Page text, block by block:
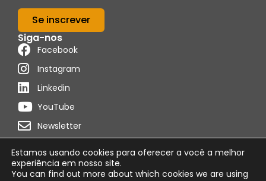
Se inscrever
Siga-nos
Facebook
Instagram
Linkedin
YouTube
Newsletter
Distribuído porProgramon
Estamos usando cookies para oferecer a você a melhor
experiência em nosso site.
You can find out more about which cookies we are using